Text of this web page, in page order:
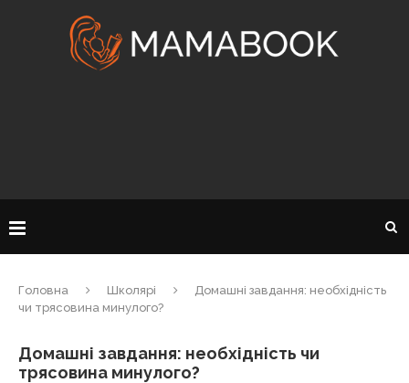
Головна Школярі
Домашні завдання: необхідність
чи трясовина минулого?
Домашні завдання: необхідність чи
трясовина минулого?